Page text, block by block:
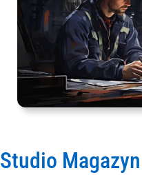
Studio Magazyn